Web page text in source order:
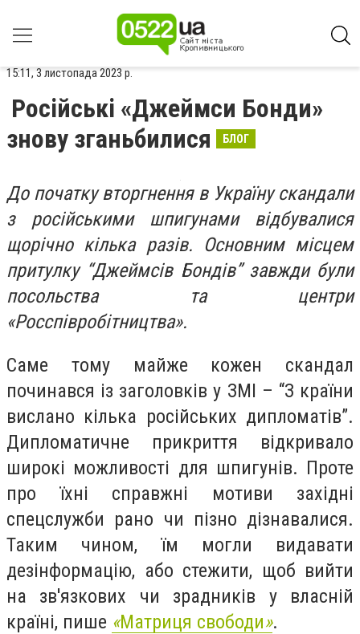
15:11, 3 листопада 2023 р.
Російські «Джеймси Бонди»
знову зганьбилися
БЛОГ
До початку вторгнення в Україну скандали
з російськими шпигунами відбувалися
щорічно кілька разів. Основним місцем
притулку “Джеймсів Бондів” завжди були
посольства та центри
«Росспівробітництва».
Саме тому майже кожен скандал
починався із заголовків у ЗМІ – “З країни
вислано кілька російських дипломатів”.
Дипломатичне прикриття відкривало
широкі можливості для шпигунів. Проте
про їхні справжні мотиви західні
спецслужби рано чи пізно дізнавалися.
Таким чином, їм могли видавати
дезінформацію, або стежити, щоб вийти
на зв'язкових чи зрадників у власній
країні, пише «Матриця свободи».